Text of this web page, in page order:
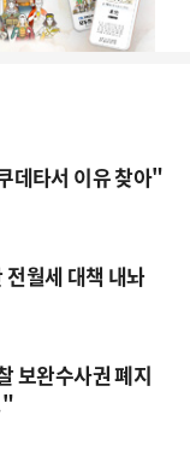
데타서 이유 찾아"
월세 대책 내놔
보완수사권 폐지